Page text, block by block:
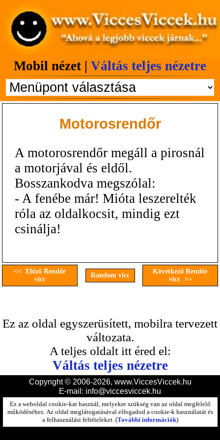
Mobil nézet | Váltás teljes nézetre
Motorosrendőr
A motorosrendőr megáll a pirosnál
a motorjával és eldől.
Bosszankodva megszólal:
- A fenébe már! Mióta leszerelték
róla az oldalkocsit, mindig ezt
csinálja!
<< Előző Rendőr
vicc
Random vicc
Következő Rendőr
vicc >>
Ez az oldal egyszerüsített, mobilra tervezett
változata.
A teljes oldalt itt éred el:
Váltás teljes nézetre
Copyright © 2006-2026, www.ViccesViccek.hu
E-mail: info@viccesviccek.hu
Ez a weboldal cookie-kat használ, melyekre szükség van az oldal megfelelő
működéséhez. Az oldal meglátogatásával elfogadod a cookie-k használatát és
a felhasználási feltételeket. (További információk)